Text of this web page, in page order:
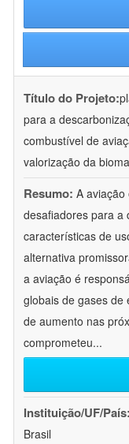
Título do Projeto:
para a
combustível de
valorização da
Resumo: A
desafiadores para a
características de
alternativa
a aviação é
globais de gases de
de aumento nas
comprometeu...
Instituição/UF/País:
Brasil